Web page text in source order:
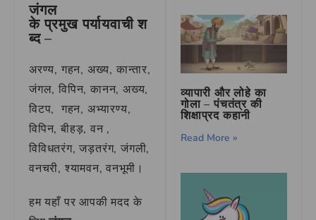
जंगल
के प्रमुख पर्यायवाची श
ब्द–
अरण्य, गहन, अख्य, कान्तार,
जंगल, विपिन, कानन, अख्य,
विटप, गहन, अभ्यारण्य,
विपिन, बीहड़, वन ,
विविधतरंग, जड़तरंग, जंगली,
वनचरी, श्यामवन, वनभूमी।
हम यहाँ पर आपकी मदद के
व्यापारी और लोहे का
गोला – पंचतंत्र की
शिक्षाप्रद कहानी
Read More »